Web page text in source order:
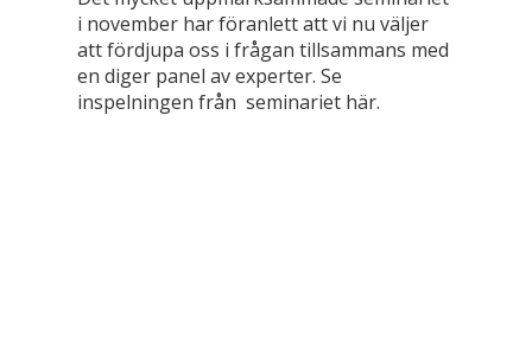
i november har föranlett att vi nu väljer
att fördjupa oss i frågan tillsammans med
en diger panel av experter. Se
inspelningen från seminariet här.